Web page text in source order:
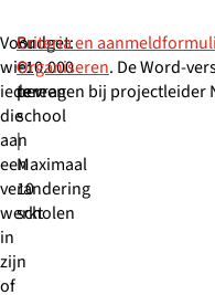
Voor
wie:
iedereen
die
aan
een
verandering
werkt
in
zijn
of
Budget:
€10.000
per
school
|
Maximaal
10
scholen
Criteria en
Organiseren. De Word-
te vragen bij projectleider